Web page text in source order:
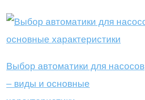
Выбор автоматики для насосов
– виды и основные